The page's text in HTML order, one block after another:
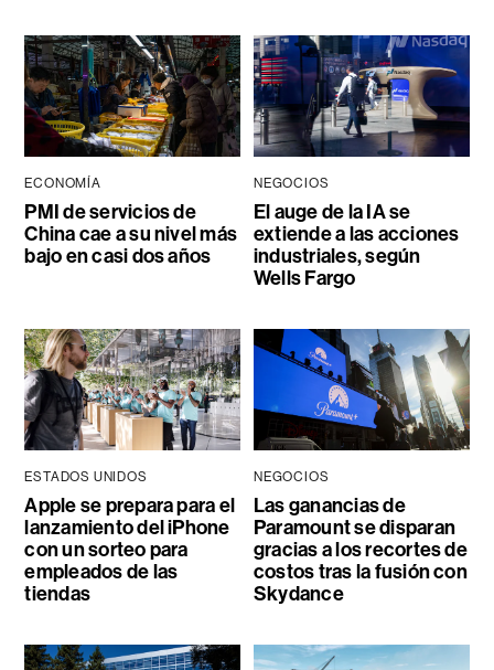
ECONOMÍA
PMI de servicios de
China cae a su nivel más
bajo en casi dos años
NEGOCIOS
El auge de la IA se
extiende a las acciones
industriales, según
Wells Fargo
ESTADOS UNIDOS
Apple se prepara para el
lanzamiento del iPhone
con un sorteo para
empleados de las
tiendas
NEGOCIOS
Las ganancias de
Paramount se disparan
gracias a los recortes de
costos tras la fusión con
Skydance